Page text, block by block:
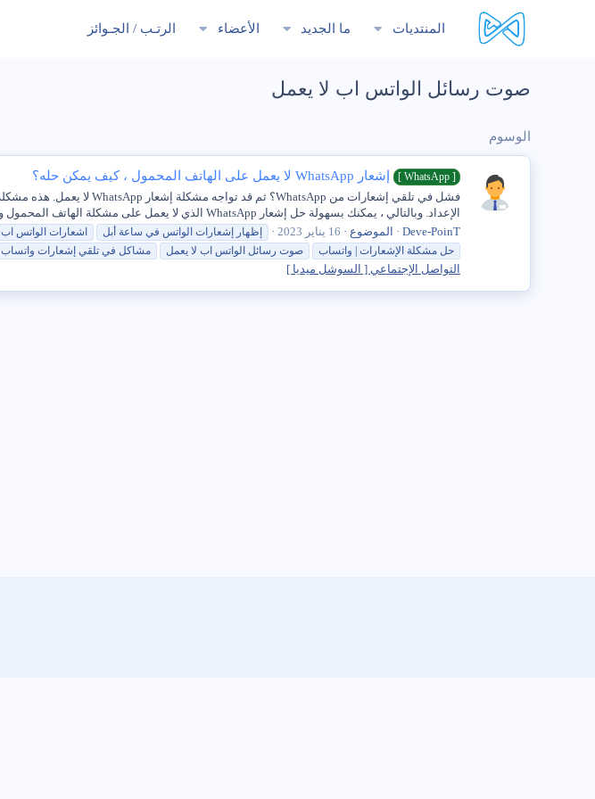
المنتديات ما الجديد الأعضاء الرتـب / الجـوائز
صوت رسائل الواتس اب لا يعمل
الوسوم
[ WhatsApp ] إشعار WhatsApp لا يعمل على الهاتف المحمول ، كيف يمكن حله؟
الإعداد. وبالتالي ، يمكنك بسهولة حل إشعار WhatsApp الذي لا يعمل على مشكلة الهاتف المحمول وفقًا لأسبابه. فيما يلي بعض...
Deve-PoinT
الموضوع 16 يناير 2023 إظهار إشعارات الواتس في ساعة أبل اشعارات الواتس اب
حل مشكلة الإشعارات | واتساب
صوت رسائل الواتس اب لا يعمل مشاكل في تلقي إشعارات واتساب
التواصل الإجتماعي [ السوشل ميديا ]